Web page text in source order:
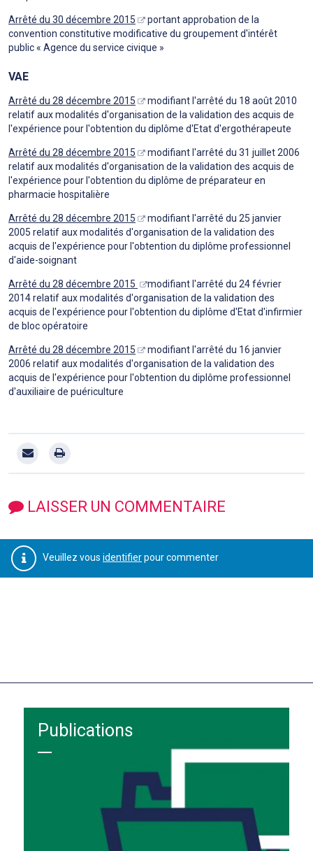
Arrêté du 30 décembre 2015
portant approbation de la
convention constitutive modificative du groupement d'intérêt
public « Agence du service civique »
VAE
Arrêté du 28 décembre 2015
modifiant l'arrêté du 18 août 2010
relatif aux modalités d'organisation de la validation des acquis de
l'expérience pour l'obtention du diplôme d'Etat d'ergothérapeute
Arrêté du 28 décembre 2015
modifiant l'arrêté du 31 juillet 2006
relatif aux modalités d'organisation de la validation des acquis de
l'expérience pour l'obtention du diplôme de préparateur en
pharmacie hospitalière
Arrêté du 28 décembre 2015
modifiant l'arrêté du 25 janvier
2005 relatif aux modalités d'organisation de la validation des
acquis de l'expérience pour l'obtention du diplôme professionnel
d'aide-soignant
Arrêté du 28 décembre 2015
modifiant l'arrêté du 24 février
2014 relatif aux modalités d'organisation de la validation des
acquis de l'expérience pour l'obtention du diplôme d'Etat d'infirmier
de bloc opératoire
Arrêté du 28 décembre 2015
modifiant l'arrêté du 16 janvier
2006 relatif aux modalités d'organisation de la validation des
acquis de l'expérience pour l'obtention du diplôme professionnel
d'auxiliaire de puériculture
LAISSER UN COMMENTAIRE
Veuillez vous identifierpour commenter
Publications